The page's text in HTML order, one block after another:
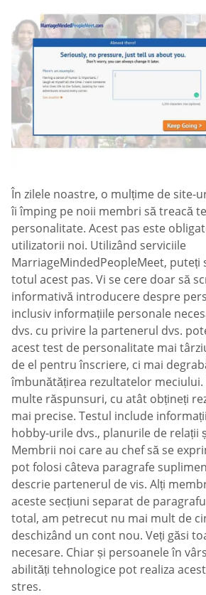
În zilele noastre, o mulțime de site-
îi împing pe noii membri să treacă
personalitate. Acest pas este
utilizatorii noi. Utilizând serviciile
MarriageMindedPeopleMeet, puteți
totul acest pas. Vi se cere doar să
informativă introducere despre
inclusiv informațiile personale
dvs. cu privire la partenerul dvs.
acest test de personalitate mai
de el pentru înscriere, ci mai
îmbunătățirea rezultatelor meciului.
multe răspunsuri, cu atât obțineți
mai precise. Testul include
hobby-urile dvs., planurile de relații
Membrii noi care au chef să se
pot folosi câteva paragrafe
descrie partenerul de vis. Alți
aceste secțiuni separat de
total, am petrecut nu mai mult de
deschizând un cont nou. Veți găsi
necesare. Chiar și persoanele în
abilități tehnologice pot realiza
stres.